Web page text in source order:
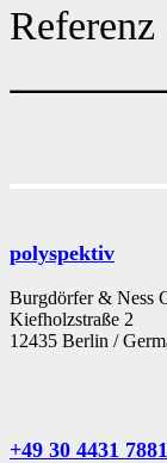
Referenz
polyspektiv
Burgdörfer & Ness
Kiefholzstraße 2
12435 Berlin /
+49 30 4431 7881